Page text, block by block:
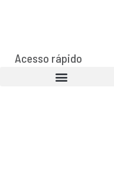
Acesso rápido